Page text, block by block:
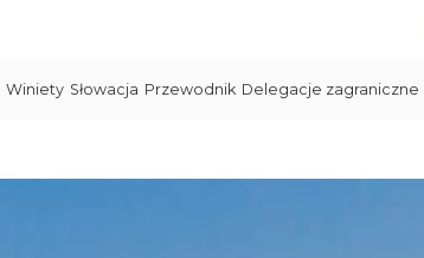
Winiety Słowacja Przewodnik Delegacje zagraniczne